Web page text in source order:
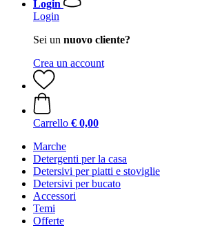
Login
Login
Sei un nuovo cliente?
Crea un account
Carrello € 0,00
Marche
Detergenti per la casa
Detersivi per piatti e stoviglie
Detersivi per bucato
Accessori
Temi
Offerte